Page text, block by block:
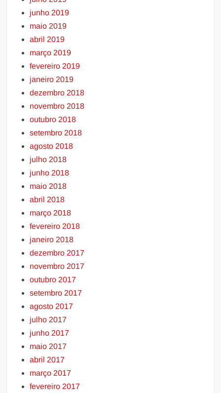
junho 2019
maio 2019
abril 2019
março 2019
fevereiro 2019
janeiro 2019
dezembro 2018
novembro 2018
outubro 2018
setembro 2018
agosto 2018
julho 2018
junho 2018
maio 2018
abril 2018
março 2018
fevereiro 2018
janeiro 2018
dezembro 2017
novembro 2017
outubro 2017
setembro 2017
agosto 2017
julho 2017
junho 2017
maio 2017
abril 2017
março 2017
fevereiro 2017